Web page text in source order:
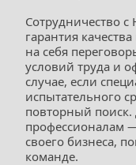
Сотрудничество с
гарантия
на себя
условий труда и
случае, если
испытательного
повторный поиск.
профессионалам
своего бизнеса,
команде.